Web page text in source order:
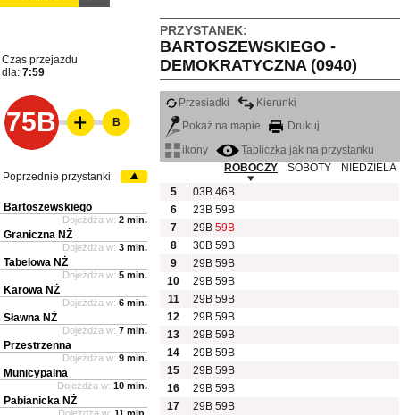
PRZYSTANEK:
BARTOSZEWSKIEGO -
DEMOKRATYCZNA (0940)
Czas przejazdu
dla: 7:59
75B
Przesiadki
Kierunki
Pokaż na mapie
Drukuj
ikony
Tabliczka jak na przystanku
ROBOCZY
SOBOTY
NIEDZIELA
5
03B 46B
6
23B 59B
7
29B 59B
8
30B 59B
9
29B 59B
10
29B 59B
11
29B 59B
12
29B 59B
13
29B 59B
14
29B 59B
15
29B 59B
16
29B 59B
17
29B 59B
B
Poprzednie przystanki
Bartoszewskiego
Dojeżdża w: 2 min.
Graniczna NŻ
Dojeżdża w: 3 min.
Tabelowa NŻ
Dojeżdża w: 5 min.
Karowa NŻ
Dojeżdża w: 6 min.
Sławna NŻ
Dojeżdża w: 7 min.
Przestrzenna
Dojeżdża w: 9 min.
Municypalna
Dojeżdża w: 10 min.
Pabianicka NŻ